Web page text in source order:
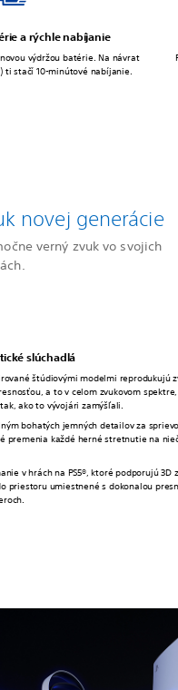
a rýchle nabíjanie
výdržou batérie. Na návrat
ti stačí 10-minútové nabíjanie.
novej generácie
verný zvuk vo svojich
slúchadlá
štúdiovými modelmi reprodukujú
a to v celom zvukovom
ako to vývojári zamýšľali.
bohatých jemných detailov za
premenia každé herné stretnutie na
v hrách na PS5®, ktoré podporujú 3D
priestoru umiestnené s dokonalou